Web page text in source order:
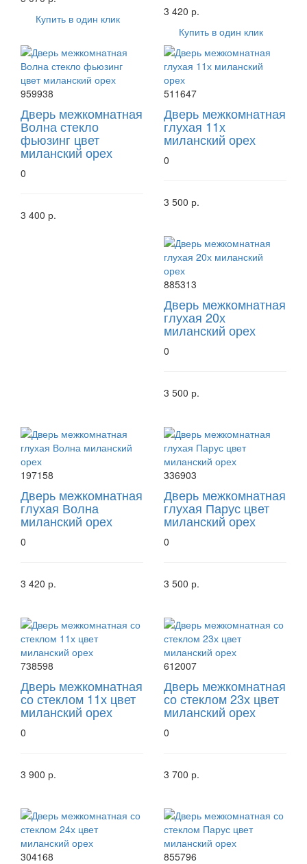
Купить в один клик
3 420 р.
Купить в один клик
959938
Дверь межкомнатная
Волна стекло
фьюзинг цвет
миланский орех
0
3 400 р.
511647
Дверь межкомнатная
глухая 11х
миланский орех
0
3 500 р.
885313
Дверь межкомнатная
глухая 20х
миланский орех
0
3 500 р.
197158
Дверь межкомнатная
глухая Волна
миланский орех
0
3 420 р.
336903
Дверь межкомнатная
глухая Парус цвет
миланский орех
0
3 500 р.
738598
Дверь межкомнатная
со стеклом 11х цвет
миланский орех
0
3 900 р.
612007
Дверь межкомнатная
со стеклом 23х цвет
миланский орех
0
3 700 р.
304168 855796